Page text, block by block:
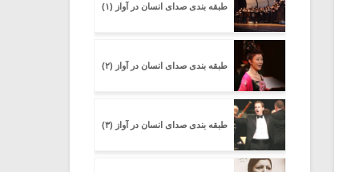
طبقه بندی صدای انسان در آواز (۱)
طبقه بندی صدای انسان در آواز (۲)
طبقه بندی صدای انسان در آواز (۳)